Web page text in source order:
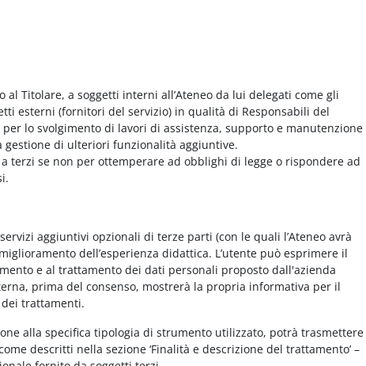
Titolare, a soggetti interni all’Ateneo da lui delegati come gli
esterni (fornitori del servizio) in qualità di Responsabili del
lo svolgimento di lavori di assistenza, supporto e manutenzione
di ulteriori funzionalità aggiuntive.
terzi se non per ottemperare ad obblighi di legge o rispondere ad
aggiuntivi opzionali di terze parti (con le quali l’Ateneo avrà
dell’esperienza didattica. L’utente può esprimere il
e al trattamento dei dati personali proposto dall'azienda
prima del consenso, mostrerà la propria informativa per il
trattamenti.
alla specifica tipologia di strumento utilizzato, potrà trasmettere
descritti nella sezione ‘Finalità e descrizione del trattamento’ –